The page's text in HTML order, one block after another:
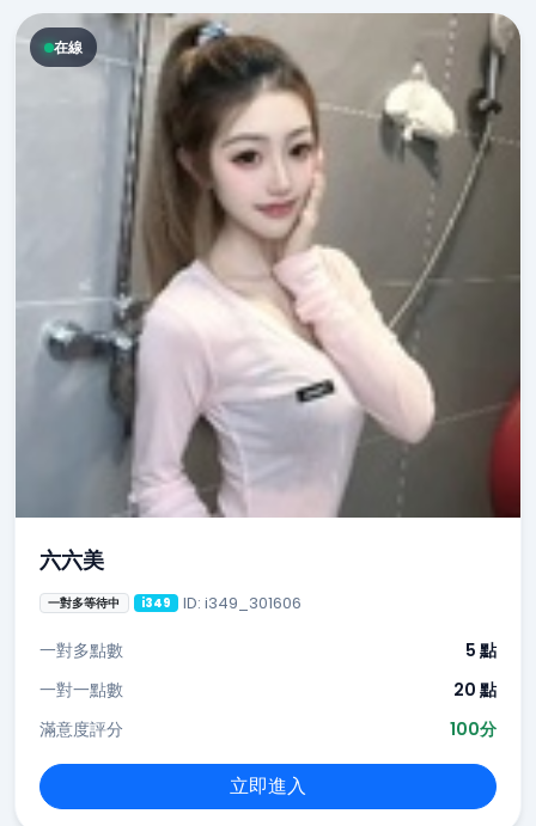
在線
六六美
一對多等待中 i349 ID: i349_301606
一對多點數
5 點
一對一點數
20 點
滿意度評分
100分
立即進入